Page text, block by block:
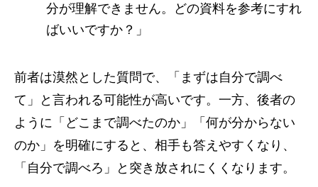
分が理解できません。どの資料を参考にすれ
ばいいですか？」
前者は漠然とした質問で、「まずは自分で調べ
て」と言われる可能性が高いです。一方、後者の
ように「どこまで調べたのか」「何が分からない
のか」を明確にすると、相手も答えやすくなり、
「自分で調べろ」と突き放されにくくなります。